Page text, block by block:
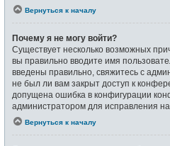
Вернуться к началу
Почему я не могу войти?
Существует несколько возможных
вы правильно вводите имя
введены правильно, свяжитесь с
не был ли вам закрыт доступ к
допущена ошибка в конфигурации
администратором для исправления
Вернуться к началу